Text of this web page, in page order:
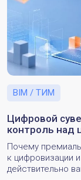
BIM / ТИМ
Цифровой
контроль над
Почему
к цифровизации
действительно